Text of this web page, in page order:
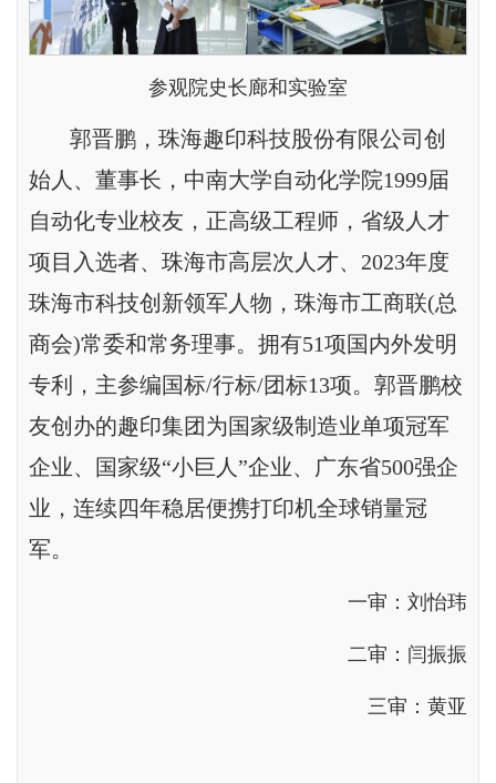
参观院史长廊和实验室
郭晋鹏，珠海趣印科技股份有限公司创
始人、董事长，中南大学自动化学院1999届
自动化专业校友，正高级工程师，省级人才
项目入选者、珠海市高层次人才、2023年度
珠海市科技创新领军人物，珠海市工商联(总
商会)常委和常务理事。拥有51项国内外发明
专利，主参编国标/行标/团标13项。郭晋鹏校
友创办的趣印集团为国家级制造业单项冠军
企业、国家级“小巨人”企业、广东省500强企
业，连续四年稳居便携打印机全球销量冠
军。
一审：刘怡玮
二审：闫振振
三审：黄亚